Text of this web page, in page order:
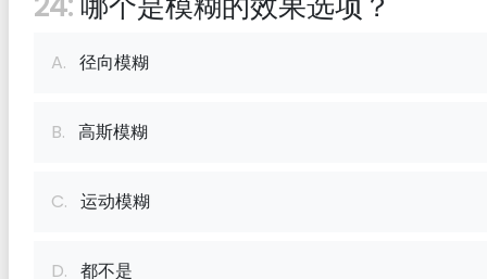
A. 径向模糊
B. 高斯模糊
C. 运动模糊
D. 都不是